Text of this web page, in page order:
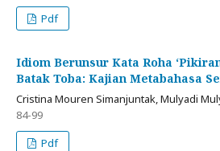
Pdf
Idiom Berunsur Kata Roha
Batak Toba: Kajian Metabahasa
Cristina Mouren Simanjuntak, Mulyadi
84-99
Pdf